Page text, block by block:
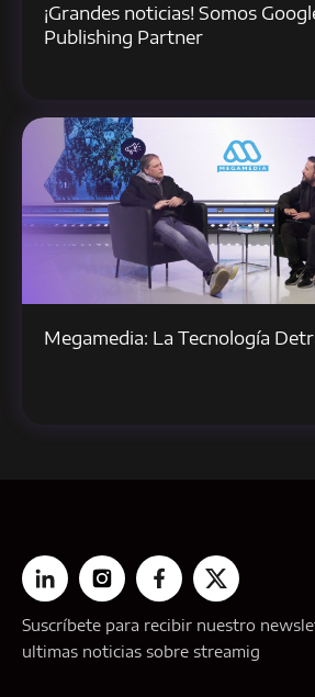
¡Grandes noticias! Somos
Publishing Partner
Megamedia: La Tecnología
Suscríbete para recibir nuestro
ultimas noticias sobre streamig